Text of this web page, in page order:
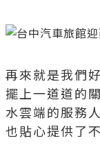
再來就是我們
擺上一道道的
水雲端的服務
也貼心提供了